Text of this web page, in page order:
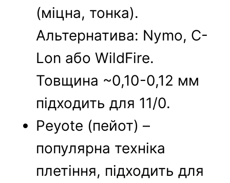
(міцна, тонка).
Альтернатива: Nymo, C-
Lon або WildFire.
Товщина ~0,10-0,12 мм
підходить для 11/0.
Peyote (пейот) –
популярна техніка
плетіння, підходить для